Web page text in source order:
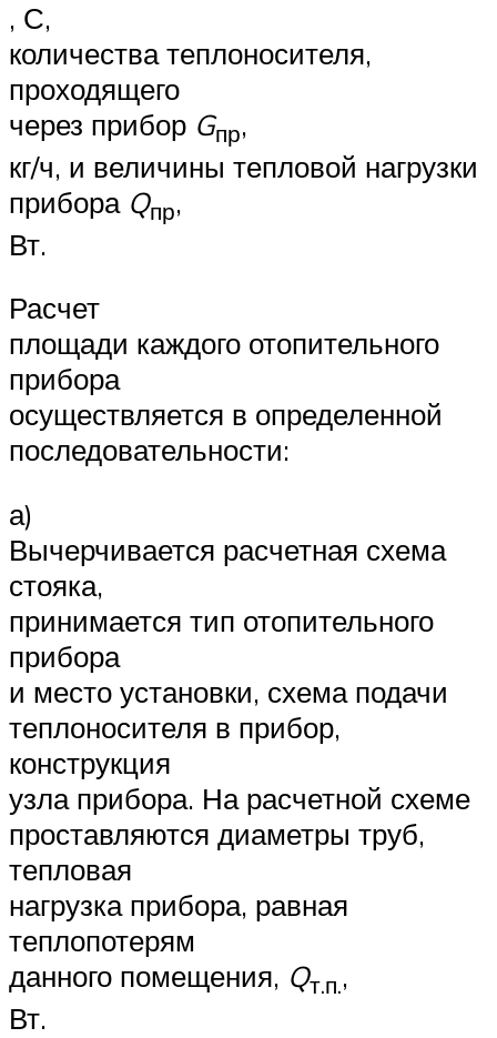
, С,
количества теплоносителя,
проходящего
через прибор Gпр,
кг/ч, и величины тепловой нагрузки
прибора Qпр,
Вт.
Расчет
площади каждого отопительного
прибора
осуществляется в определенной
последовательности:
а)
Вычерчивается расчетная схема
стояка,
принимается тип отопительного
прибора
и место установки, схема подачи
теплоносителя в прибор,
конструкция
узла прибора. На расчетной схеме
проставляются диаметры труб,
тепловая
нагрузка прибора, равная
теплопотерям
данного помещения, Qт.п.,
Вт.